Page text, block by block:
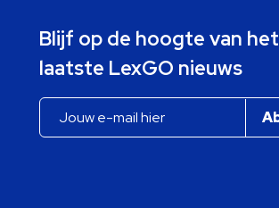
Blijf op de hoogte van het
laatste LexGO nieuws